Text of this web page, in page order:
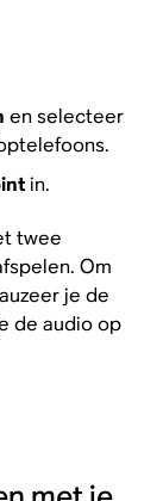
en selecteer
in.
twee
Om
je de
de audio op